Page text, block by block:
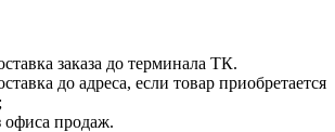
заказа до терминала ТК.
до адреса, если товар приобретается
офиса продаж.